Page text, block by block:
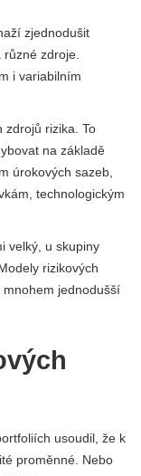
zjednodušit
zdroje.
i variabilním
zdrojů rizika. To
na základě
úrokových sazeb,
technologickým
velký, u skupiny
rizikových
jednodušší
usoudil, že k
proměnné. Nebo